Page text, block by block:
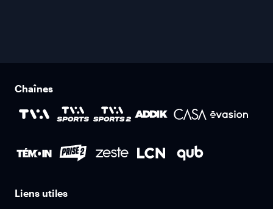
Chaînes
Liens utiles